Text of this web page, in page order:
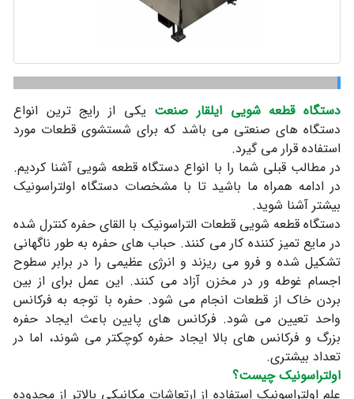
دستگاه قطعه شویی ایلقار صنعت یکی از رایج ترین انواع
دستگاه های صنعتی می باشد که برای شستشوی قطعات مورد
استفاده قرار می گیرد.
در مطالب قبلی شما را با انواع دستگاه قطعه شویی آشنا کردیم.
در ادامه همراه ما باشید تا با مشخصات دستگاه اولتراسونیک
بیشتر آشنا شوید.
دستگاه قطعه شویی قطعات التراسونیک با القای حفره کنترل شده
در مایع تمیز کننده کار می کنند. حباب های حفره به طور ناگهانی
تشکیل شده و فرو می ریزند و انرژی عظیمی را در برابر سطوح
اجسام غوطه ور در مخزن آزاد می کنند. این عمل برای از بین
بردن خاک از قطعات انجام می شود. حفره با توجه به فرکانس
واحد تعیین می شود. فرکانس های پایین باعث ایجاد حفره
بزرگ و فرکانس های بالا ایجاد حفره کوچکتر می شوند، اما در
تعداد بیشتری.
اولتراسونیک چیست؟
علم اولتراسونیک استفاده از ارتعاشات مکانیکی بالاتر از محدوده